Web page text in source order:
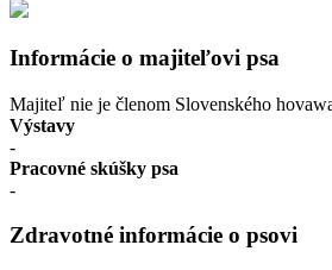
Informácie o majiteľovi psa
Majiteľ nie je členom Slovenského
Výstavy
-
Pracovné skúšky psa
-
Zdravotné informácie o psovi